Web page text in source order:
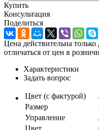
Купить
Консультация
Поделиться
Цена действительна
отличаться от цен в
Характеристики
Задать вопрос
Цвет (с фактурой)
Размер
Управление
Цвет